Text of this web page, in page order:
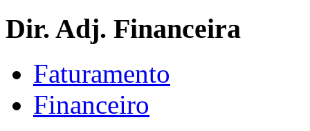
Dir. Adj. Financeira
Faturamento
Financeiro